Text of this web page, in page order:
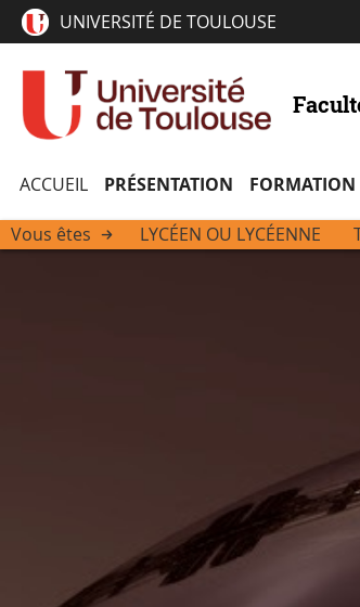
UNIVERSITÉ DE TOULOUSE
ACCUEIL PRÉSENTATION
Vous êtes LYCÉEN OU LYCÉENNE